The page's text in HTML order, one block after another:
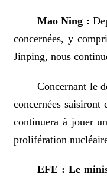
Mao Ning :
concernées, y
Jinping, nous
Concernant le
concernées
continuera à jouer
prolifération
EFE : Le